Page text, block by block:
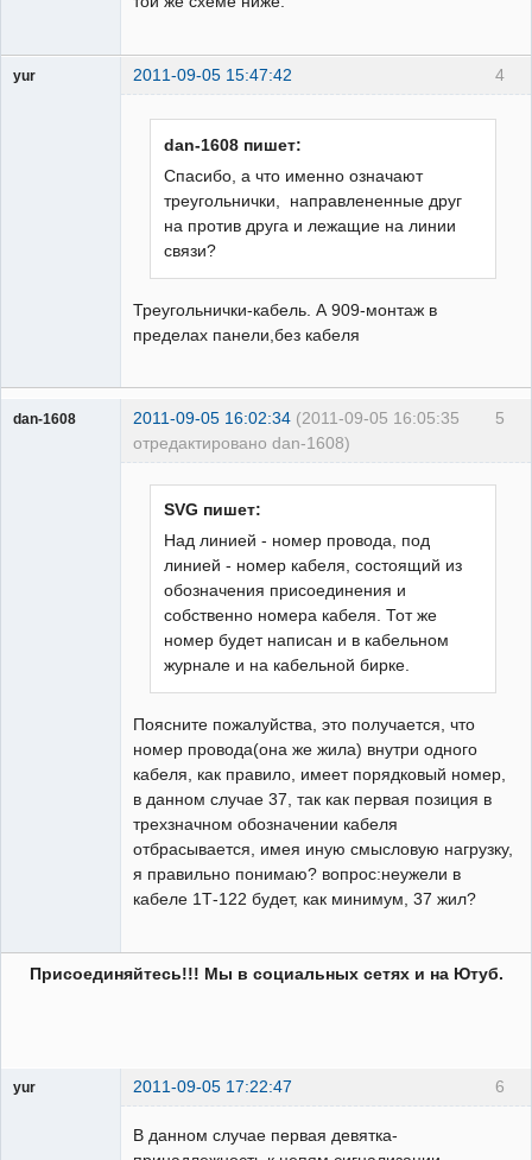
4
yur 2011-09-05 15:47:42
dan-1608 пишет:
Спасибо, а что именно означают
треугольнички, направлененные друг
на против друга и лежащие на линии
связи?
Треугольнички-кабель. А 909-монтаж в
пределах панели,без кабеля
5
dan-1608 2011-09-05 16:02:34 (2011-09-05 16:05:35
отредактировано dan-1608)
SVG пишет:
Над линией - номер провода, под
линией - номер кабеля, состоящий из
обозначения присоединения и
собственно номера кабеля. Тот же
номер будет написан и в кабельном
журнале и на кабельной бирке.
Поясните пожалуйства, это получается, что
номер провода(она же жила) внутри одного
кабеля, как правило, имеет порядковый номер,
в данном случае 37, так как первая позиция в
трехзначном обозначении кабеля
отбрасывается, имея иную смысловую нагрузку,
я правильно понимаю? вопрос:неужели в
кабеле 1Т-122 будет, как минимум, 37 жил?
Присоединяйтесь!!! Мы в социальных сетях и на Ютуб.
6
yur 2011-09-05 17:22:47
В данном случае первая девятка-